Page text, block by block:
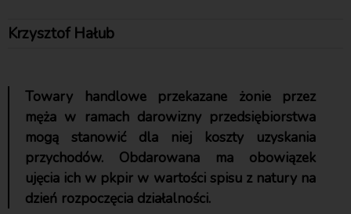
Krzysztof Hałub
Towary handlowe przekazane żonie przez
męża w ramach darowizny przedsiębiorstwa
mogą stanowić dla niej koszty uzyskania
przychodów. Obdarowana ma obowiązek
ujęcia ich w pkpir w wartości spisu z natury na
dzień rozpoczęcia działalności.